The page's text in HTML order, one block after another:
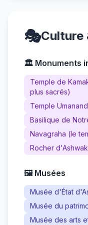
🎭Culture
🏛️ Monuments
Temple de
plus sacrés)
Temple
Basilique de
Navagraha (le
Rocher
🖼️ Musées
Musée d'État
Musée du
Musée des arts